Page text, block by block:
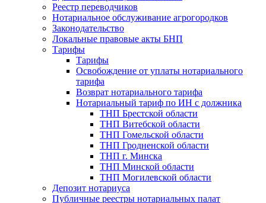
Реестр переводчиков
Нотариальное обслуживание агрогородков
Законодательство
Локальные правовые акты БНП
Тарифы
Тарифы
Освобождение от уплаты нотариального
тарифа
Возврат нотариального тарифа
Нотариальный тариф по ИН с должника
ТНП Брестской области
ТНП Витебской области
ТНП Гомельской области
ТНП Гродненской области
ТНП г. Минска
ТНП Минской области
ТНП Могилевской области
Депозит нотариуса
Публичные реестры нотариальных палат